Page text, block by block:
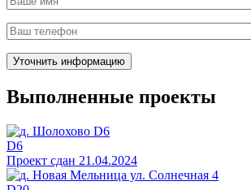
Выполненные проекты
D6
Проект сдан 21.04.2024